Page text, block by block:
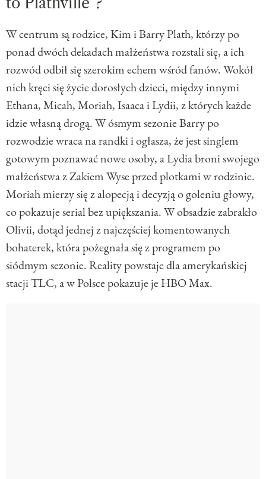
W centrum są rodzice, Kim i Barry Plath, którzy po
ponad dwóch dekadach małżeństwa rozstali się, a ich
rozwód odbił się szerokim echem wśród fanów. Wokół
nich kręci się życie dorosłych dzieci, między innymi
Ethana, Micah, Moriah, Isaaca i Lydii, z których każde
idzie własną drogą. W ósmym sezonie Barry po
rozwodzie wraca na randki i ogłasza, że jest singlem
gotowym poznawać nowe osoby, a Lydia broni swojego
małżeństwa z Zakiem Wyse przed plotkami w rodzinie.
Moriah mierzy się z alopecją i decyzją o goleniu głowy,
co pokazuje serial bez upiększania. W obsadzie zabrakło
Olivii, dotąd jednej z najczęściej komentowanych
bohaterek, która pożegnała się z programem po
siódmym sezonie. Reality powstaje dla amerykańskiej
stacji TLC, a w Polsce pokazuje je HBO Max.